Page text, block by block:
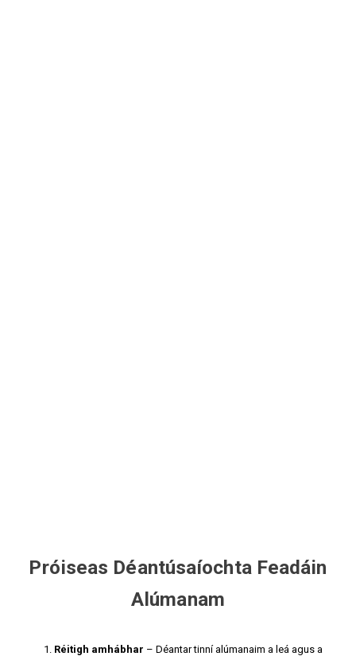
Próiseas Déantúsaíochta Feadáin
Alúmanam
Réitigh amhábhar – Déantar tinní alúmanaim a leá agus a